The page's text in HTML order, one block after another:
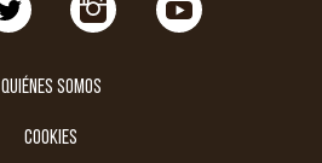
Quiénes somos
cookies